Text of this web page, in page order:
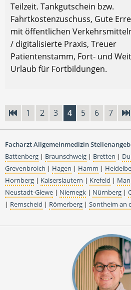
Teilzeit. Tankgutschein bzw.
Fahrtkostenzuschuss, Gute
mit öffentlichen
/ digitalisierte Praxis, Treuer
Patientenstamm, Fort- und
Urlaub für Fortbildungen.
1 2 3 4 5 6 7
Facharzt Allgemeinmedizin
Battenberg | Braunschweig | Bretten |
Grevenbroich | Hagen | Hamm |
Hornberg | Kaiserslautern | Krefeld |
Neustadt-Glewe | Niemegk | Nürnberg |
| Remscheid | Römerberg | Sontheim an